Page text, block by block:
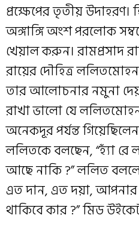
প্রক্ষেপের তৃতীয় উদাহরণ।
অঙ্গাঙ্গি অংশ পরলোক
খেয়াল করুন। রামপ্রসাদ
রায়ের দৌহিত্র
তার আলোচনার নমুনা
রাখা ভালো যে
অনেকদূর পর্যন্ত
ললিতকে বলছেন, “হ্যাঁ
আছে নাকি ?” ললিত
এত দান, এত দয়া, আপনার
থাকিবে কার ?” মিড